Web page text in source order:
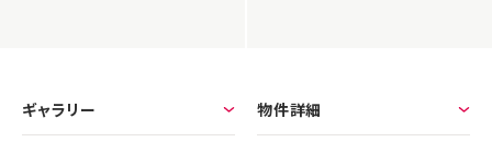
ギャラリー 物件詳細